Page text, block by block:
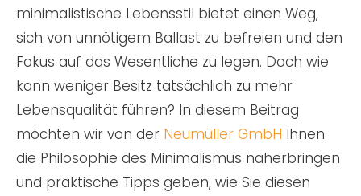
minimalistische Lebensstil bietet einen Weg,
sich von unnötigem Ballast zu befreien und den
Fokus auf das Wesentliche zu legen. Doch wie
kann weniger Besitz tatsächlich zu mehr
Lebensqualität führen? In diesem Beitrag
möchten wir von der Neumüller GmbH Ihnen
die Philosophie des Minimalismus näherbringen
und praktische Tipps geben, wie Sie diesen